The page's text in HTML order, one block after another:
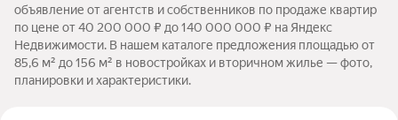
объявление от агентств и собственников по продаже квартир
по цене от 40 200 000 ₽ до 140 000 000 ₽ на Яндекс
Недвижимости. В нашем каталоге предложения площадью от
85,6 м² до 156 м² в новостройках и вторичном жилье — фото,
планировки и характеристики.